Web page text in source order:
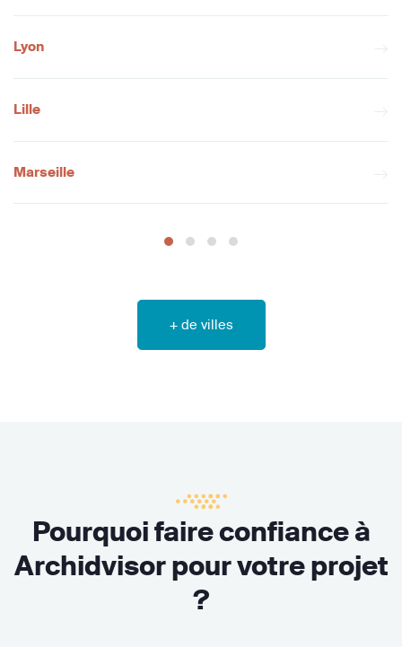
Lyon
Lille
Marseille
+ de villes
Pourquoi faire confiance à
Archidvisor pour votre projet
?